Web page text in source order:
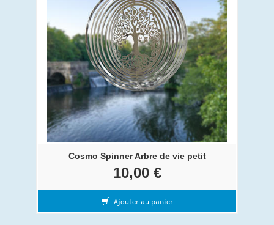
Cosmo Spinner Arbre de vie petit
10,00 €
Ajouter au panier